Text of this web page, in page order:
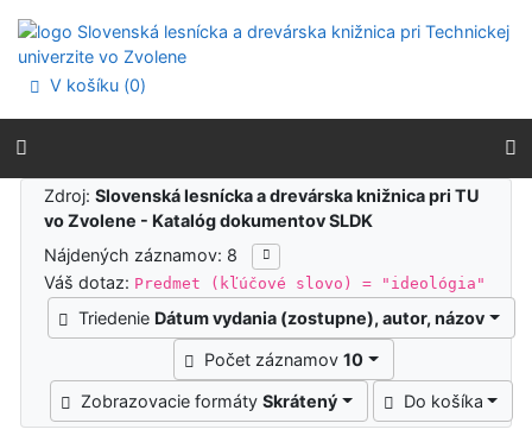
Prejsť na menu
Prehlásenie o webovej prístupnosti
V košíku (0)
Výsledky vyhľadávania
Zdroj:Slovenská lesnícka a drevárska knižnica pri TU
vo Zvolene - Katalóg dokumentov SLDK
Nájdených záznamov: 8
Váš dotaz: Predmet (kľúčové slovo) = "ideológia"
Triedenie Dátum vydania (zostupne), autor, názov
Počet záznamov10
Zobrazovacie formátySkrátený Do košíka